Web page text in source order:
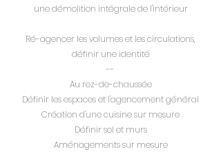
une démolition intégrale de l'intérieur
Ré-agencer les volumes et les circulations,
définir une identité
--
Au rez-de-chaussée
Définir les espaces et l'agencement général
Création d'une cuisine sur mesure
Définir sol et murs
Aménagements sur mesure